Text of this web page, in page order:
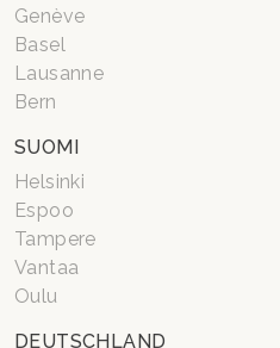
Genève
Basel
Lausanne
Bern
SUOMI
Helsinki
Espoo
Tampere
Vantaa
Oulu
DEUTSCHLAND